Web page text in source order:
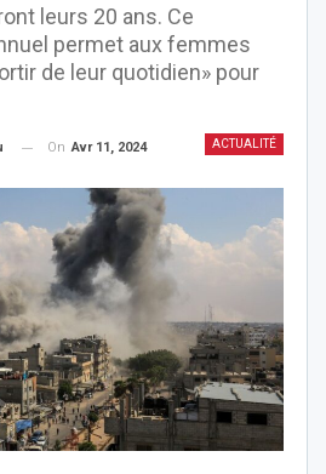
leurs 20 ans. Ce
permet aux femmes
de leur quotidien» pour
ACTUALITÉ
On Avr 11, 2024